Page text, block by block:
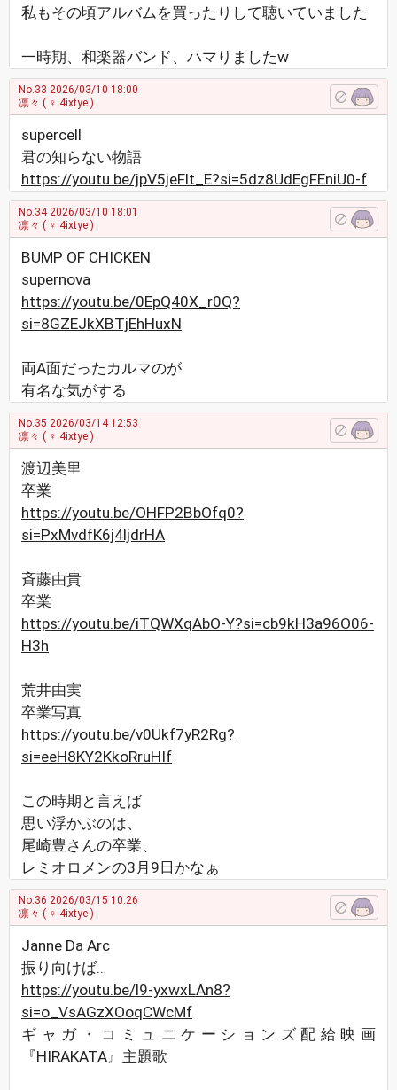
私もその頃アルバムを買ったりして聴いていました
一時期、和楽器バンド、ハマりましたw
No.33 2026/03/10 18:00
凛々 ( ♀ 4ixtye )
supercell
君の知らない物語
https://youtu.be/jpV5jeFlt_E?si=5dz8UdEgFEniU0-f
No.342026/03/10 18:01
凛々 ( ♀ 4ixtye )
BUMP OF CHICKEN
supernova
https://youtu.be/0EpQ40X_r0Q?
si=8GZEJkXBTjEhHuxN
両A面だったカルマのが
有名な気がする
No.35 2026/03/14 12:53
凛々 ( ♀ 4ixtye )
渡辺美里
卒業
https://youtu.be/OHFP2BbOfq0?
si=PxMvdfK6j4ljdrHA
斉藤由貴
卒業
https://youtu.be/iTQWXqAbO-Y?si=cb9kH3a96O06-
H3h
荒井由実
卒業写真
https://youtu.be/v0Ukf7yR2Rg?
si=eeH8KY2KkoRruHIf
この時期と言えば
思い浮かぶのは、
尾崎豊さんの卒業、
レミオロメンの3月9日かなぁ
No.36 2026/03/15 10:26
凛々 ( ♀ 4ixtye )
Janne Da Arc
振り向けば…
https://youtu.be/l9-yxwxLAn8?
si=o_VsAGzXOoqCWcMf
ギャガ・コミュニケーションズ配給映画
『HIRAKATA』主題歌